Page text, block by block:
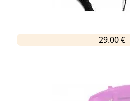
29.00 €